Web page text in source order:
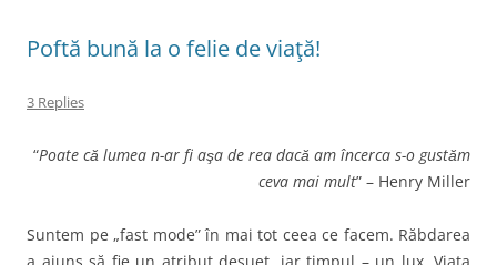
Poftă bună la o felie de viaţă!
3 Replies
“Poate că lumea n-ar fi aşa de rea dacă am încerca s-o gustăm
ceva mai mult” – Henry Miller
Suntem pe „fast mode” în mai tot ceea ce facem. Răbdarea